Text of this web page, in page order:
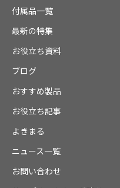
付属品一覧
最新の特集
お役立ち資料
ブログ
おすすめ製品
お役立ち記事
よきまる
ニュース一覧
お問い合わせ